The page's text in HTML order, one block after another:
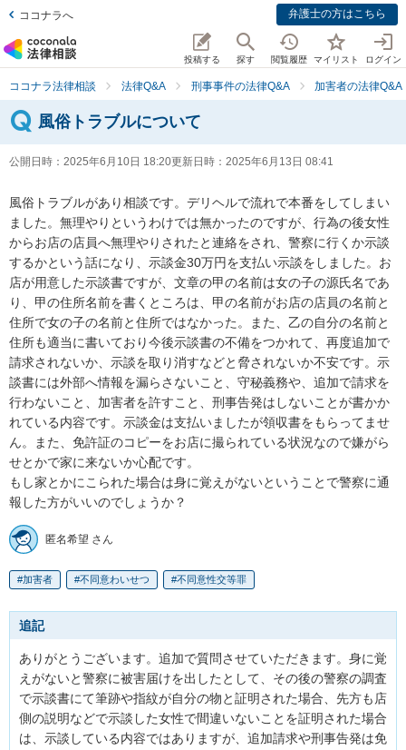
ココナラへ 弁護士の方はこちら
投稿する 探す 閲覧履歴 マイリスト ログイン
ココナラ法律相談 法律Q&A 刑事事件の法律Q&A 加害者の法律Q&A
風俗トラブルについて
公開日時： 2025年6月10日 18:20更新日時： 2025年6月13日 08:41
風俗トラブルがあり相談です。デリヘルで流れで本番をしてしまい
ました。無理やりというわけでは無かったのですが、行為の後女性
からお店の店員へ無理やりされたと連絡をされ、警察に行くか示談
するかという話になり、示談金30万円を支払い示談をしました。お
店が用意した示談書ですが、文章の甲の名前は女の子の源氏名であ
り、甲の住所名前を書くところは、甲の名前がお店の店員の名前と
住所で女の子の名前と住所ではなかった。また、乙の自分の名前と
住所も適当に書いており今後示談書の不備をつかれて、再度追加で
請求されないか、示談を取り消すなどと脅されないか不安です。示
談書には外部へ情報を漏らさないこと、守秘義務や、追加で請求を
行わないこと、加害者を許すこと、刑事告発はしないことが書かか
れている内容です。示談金は支払いましたが領収書をもらってませ
ん。また、免許証のコピーをお店に撮られている状況なので嫌がら
せとかで家に来ないか心配です。
もし家とかにこられた場合は身に覚えがないということで警察に通
報した方がいいのでしょうか？
匿名希望 さん
加害者 不同意わいせつ 不同意性交等罪
追記
ありがとうございます。追加で質問させていただきます。身に覚
えがないと警察に被害届けを出したとして、その後の警察の調査
で示談書にて筆跡や指紋が自分の物と証明された場合、先方も店
側の説明などで示談した女性で間違いないことを証明された場合
は、示談している内容ではありますが、追加請求や刑事告発は免